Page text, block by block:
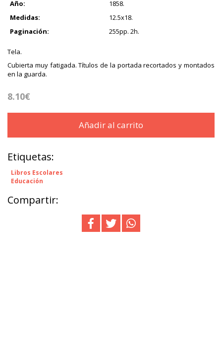
Año:
1858.
Medidas:
12.5x18.
Paginación:
255pp. 2h.
Tela.
Cubierta muy fatigada. Títulos de la portada recortados y montados
en la guarda.
8.10€
Añadir al carrito
Etiquetas:
Libros Escolares
Educación
Compartir: